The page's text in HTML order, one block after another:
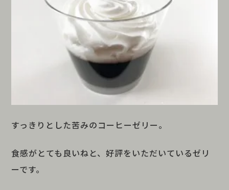
すっきりとした苦みのコーヒーゼリー。
食感がとても良いねと、好評をいただいているゼリ
ーです。